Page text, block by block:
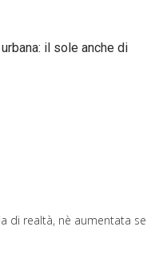
il sole anche di
di realtà, nè aumentata se